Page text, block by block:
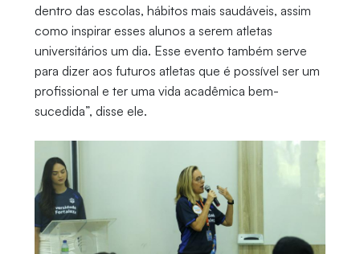
dentro das escolas, hábitos mais saudáveis, assim
como inspirar esses alunos a serem atletas
universitários um dia. Esse evento também serve
para dizer aos futuros atletas que é possível ser um
profissional e ter uma vida acadêmica bem-
sucedida”, disse ele.